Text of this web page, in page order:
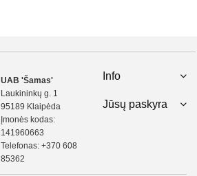
UAB 'Šamas'
Laukininkų g. 1
95189 Klaipėda
Įmonės kodas:
141960663
Telefonas: +370 608
85362
Info
Jūsų paskyra